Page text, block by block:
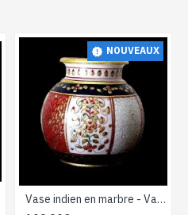
NOUVEAUX
Vase indien en marbre - Vase Boule - Décoration indienne